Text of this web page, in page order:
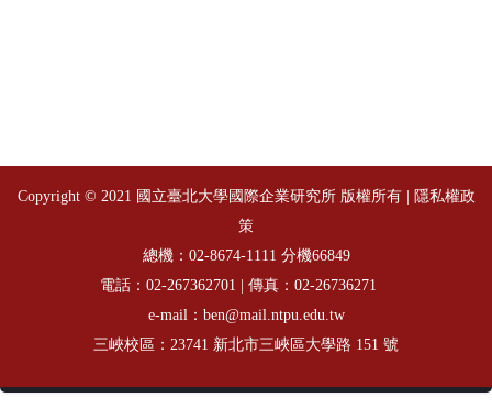
Copyright © 2021 國立臺北大學國際企業研究所 版權所有 | 隱私權政
策
總機： 02-8674-1111 分機66849
電話： 02-267362701 | 傳真：02-26736271
e-mail：ben@mail.ntpu.edu.tw
三峽校區：23741 新北市三峽區大學路 151 號